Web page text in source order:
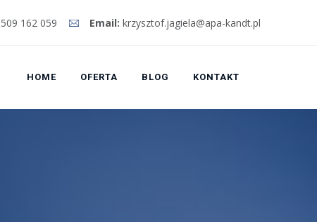
162 059 Email: krzysztof.jagiela@apa-kandt.pl
HOME OFERTA BLOG KONTAKT